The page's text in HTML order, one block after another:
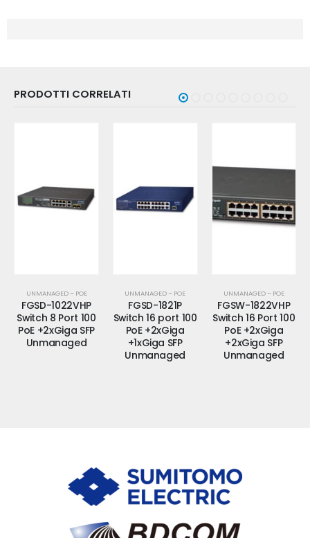
PRODOTTI CORRELATI
UNMANAGED – POE
FGSD-1022VHP
Switch 8 Port 100
PoE +2xGiga SFP
Unmanaged
UNMANAGED – POE
FGSD-1821P
Switch 16 port 100
PoE +2xGiga
+1xGiga SFP
Unmanaged
UNMANAGED – POE
FGSW-1822VHP
Switch 16 Port 100
PoE +2xGiga
+2xGiga SFP
Unmanaged